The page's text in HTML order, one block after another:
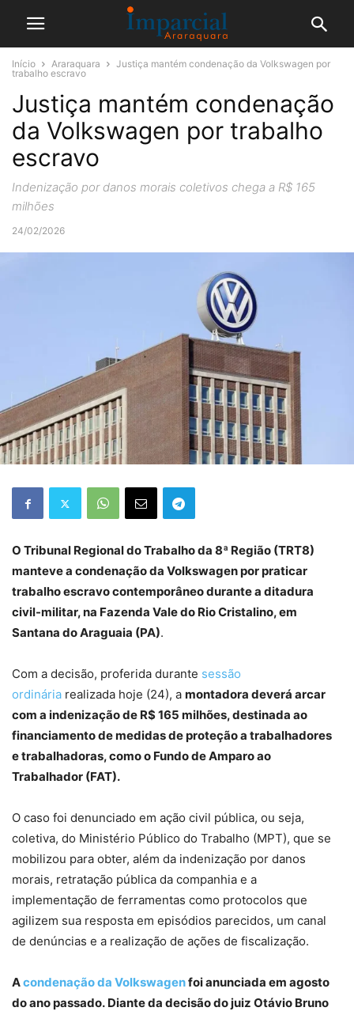
Início Araraquara
Justiça mantém condenação da Volkswagen por
trabalho escravo
Justiça mantém condenação
da Volkswagen por trabalho
escravo
Indenização por danos morais coletivos chega a R$ 165
milhões
24/02/2026
O Tribunal Regional do Trabalho da 8ª Região (TRT8)
manteve a condenação da Volkswagen por praticar
trabalho escravo contemporâneo durante a ditadura
civil-militar, na Fazenda Vale do Rio Cristalino, em
Santana do Araguaia (PA).
Com a decisão, proferida durante sessão
ordinária realizada hoje (24), a montadora deverá arcar
com a indenização de R$ 165 milhões, destinada ao
financiamento de medidas de proteção a trabalhadores
e trabalhadoras, como o Fundo de Amparo ao
Trabalhador (FAT).
O caso foi denunciado em ação civil pública, ou seja,
coletiva, do Ministério Público do Trabalho (MPT), que se
mobilizou para obter, além da indenização por danos
morais, retratação pública da companhia e a
implementação de ferramentas como protocolos que
agilizem sua resposta em episódios parecidos, um canal
de denúncias e a realização de ações de fiscalização.
Acondenação da Volkswagenfoi anunciada em agosto
do ano passado. Diante da decisão do juiz Otávio Bruno